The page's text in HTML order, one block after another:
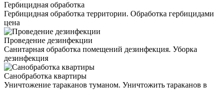
Гербицидная обработка
Гербицидная обработка территории. Обработка гербицидами
цена
Проведение дезинфекции
Санитарная обработка помещений дезинфекция. Уборка
дезинфекция
Санобработка квартиры
Уничтожение тараканов туманом. Уничтожить тараканов в